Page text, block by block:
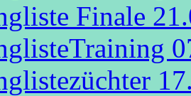
Finale